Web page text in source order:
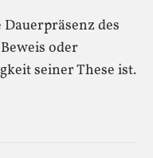
des
oder
seiner These ist.